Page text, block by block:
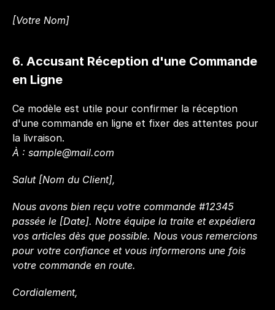
[Votre Nom]
6. Accusant Réception d'une Commande
en Ligne
Ce modèle est utile pour confirmer la réception
d'une commande en ligne et fixer des attentes pour
la livraison.
À : sample@mail.com
Salut [Nom du Client],
Nous avons bien reçu votre commande #12345
passée le [Date]. Notre équipe la traite et expédiera
vos articles dès que possible. Nous vous remercions
pour votre confiance et vous informerons une fois
votre commande en route.
Cordialement,